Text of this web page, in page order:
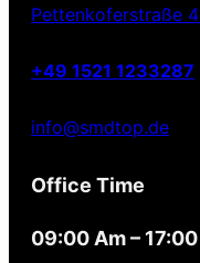
Pettenkoferstraße
+49 1521 1233287
info@smdtop.de
Office Time
09:00 Am –